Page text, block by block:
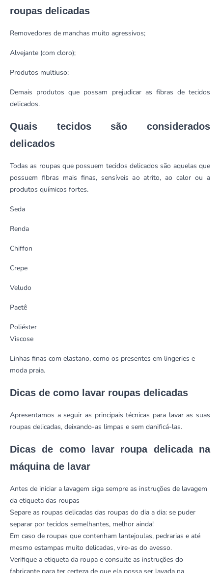
roupas delicadas
Removedores de manchas muito agressivos;
Alvejante (com cloro);
Produtos multiuso;
Demais produtos que possam prejudicar as fibras de tecidos
delicados.
Quais tecidos são considerados
delicados
Todas as roupas que possuem tecidos delicados são aquelas que
possuem fibras mais finas, sensíveis ao atrito, ao calor ou a
produtos químicos fortes.
Seda
Renda
Chiffon
Crepe
Veludo
Paetê
Poliéster
Viscose
Linhas finas com elastano, como os presentes em lingeries e
moda praia.
Dicas de como lavar roupas delicadas
Apresentamos a seguir as principais técnicas para lavar as suas
roupas delicadas, deixando-as limpas e sem danificá-las.
Dicas de como lavar roupa delicada na
máquina de lavar
Antes de iniciar a lavagem siga sempre as instruções de lavagem
da etiqueta das roupas
Separe as roupas delicadas das roupas do dia a dia: se puder
separar por tecidos semelhantes, melhor ainda!
Em caso de roupas que contenham lantejoulas, pedrarias e até
mesmo estampas muito delicadas, vire-as do avesso.
Verifique a etiqueta da roupa e consulte as instruções do